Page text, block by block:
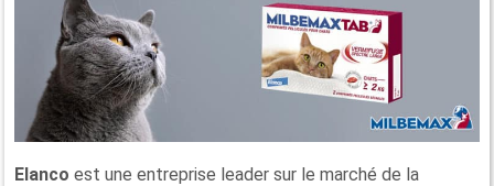
Elanco est une entreprise leader sur le marché de la